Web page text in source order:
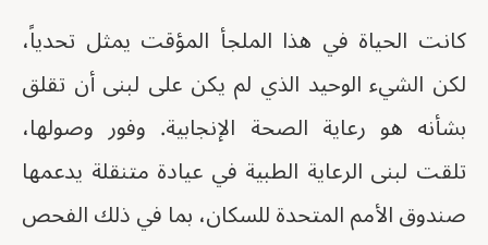
كانت الحياة في هذا الملجأ المؤقت يمثل تحدياً،
لكن الشيء الوحيد الذي لم يكن على لبنى أن تقلق
بشأنه هو رعاية الصحة الإنجابية. وفور وصولها،
تلقت لبنى الرعاية الطبية في عيادة متنقلة يدعمها
صندوق الأمم المتحدة للسكان، بما في ذلك الفحص